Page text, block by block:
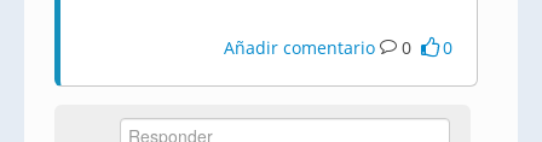
Añadir comentario 0 0